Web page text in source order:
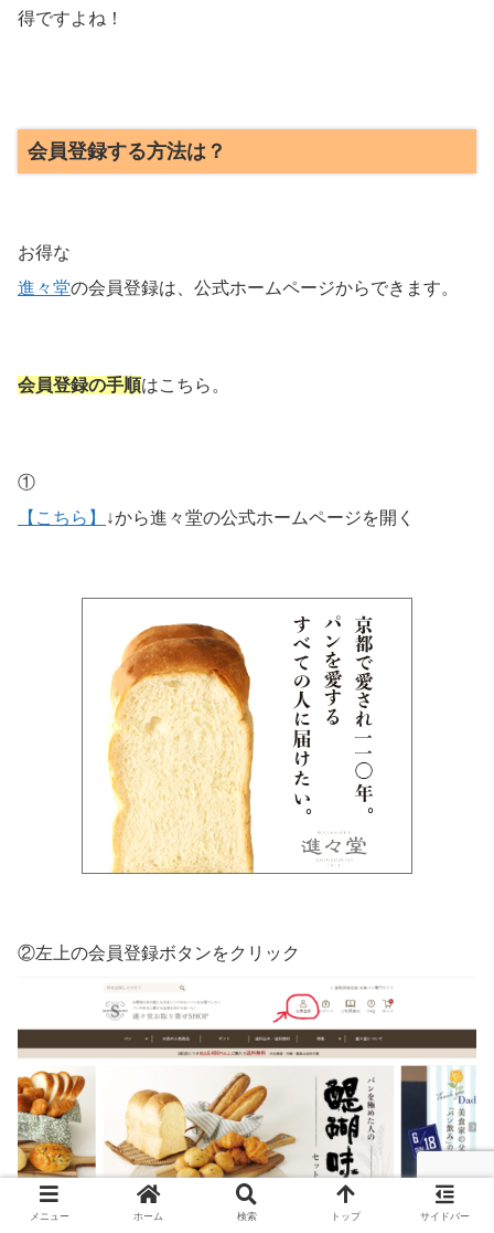
得ですよね！
会員登録する方法は？
お得な
進々堂の会員登録は、公式ホームページからできます。
会員登録の手順はこちら。
①
【こちら】
↓から進々堂の公式ホームページを開く
②左上の会員登録ボタンをクリック
メニュー ホーム 検索 トップ サイドバー